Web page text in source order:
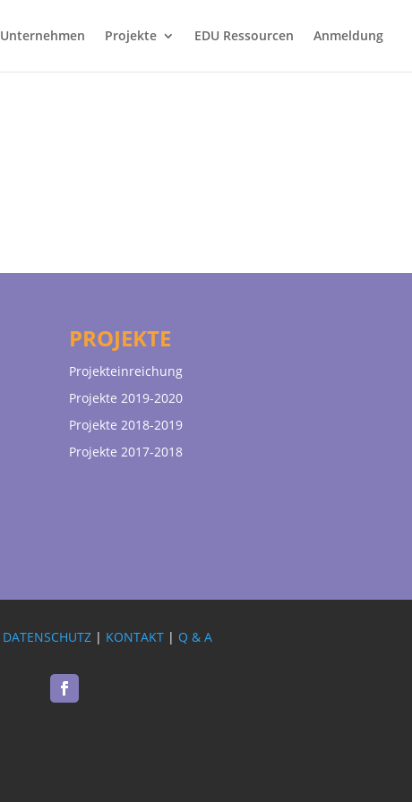
Unternehmen Projekte EDU Ressourcen Anmeldung
PROJEKTE
Projekteinreichung
Projekte 2019-2020
Projekte 2018-2019
Projekte 2017-2018
DATENSCHUTZ | KONTAKT | Q & A